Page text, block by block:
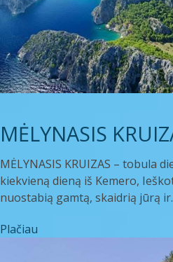
MĖLYNASIS
MĖLYNASIS KRUIZAS – tobula
kiekvieną dieną iš Kemero,
nuostabią gamtą, skaidrią jūrą
Plačiau